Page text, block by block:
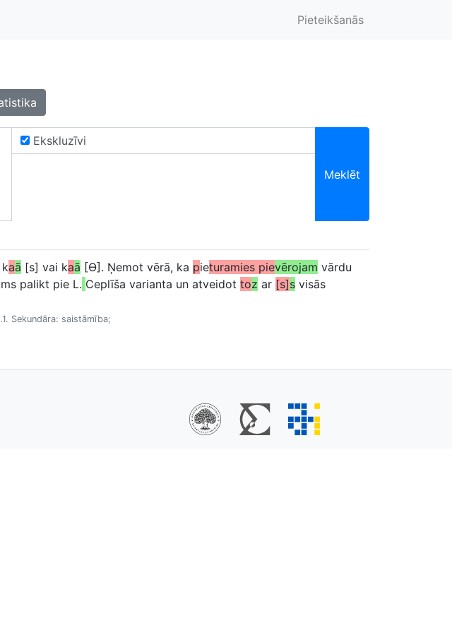
Pieteikšanās
Ekskluzīvi
Meklēt
kaā [s] vai kaā [Ɵ]. Ņemot vērā, ka pieturamies pievērojam vārdu
palikt pie L. Ceplīša varianta un atveidot toz ar [s]s visās
Sekundāra: saistāmība;